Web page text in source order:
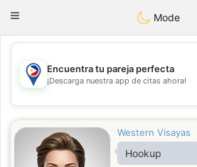
Philippines
Toggle
Mode
💖
Encuentra tu pareja perfecta
¡Descarga nuestra app de citas ahora!
Western Visayas
Hookup